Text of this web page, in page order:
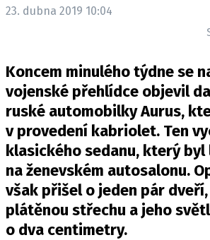
TRH S ELEKTROMOBILY
OSTATNÍ
TISKOVKY
ROZHOVORY
DAKAR
Z DOMOVA
ZE SVĚTA
MOTORSPORT
23. dubna 2019 10:04
Koncem minulého týdne se
vojenské přehlídce objevil
ruské automobilky Aurus,
v provedení kabriolet. Ten
klasického sedanu, který
na ženevském autosalonu.
však přišel o jeden pár
plátěnou střechu a jeho
o dva centimetry.